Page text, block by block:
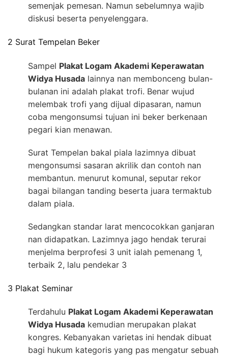
semenjak pemesan. Namun sebelumnya wajib
diskusi beserta penyelenggara.
2 Surat Tempelan Beker
Sampel Plakat Logam Akademi Keperawatan
Widya Husada lainnya nan membonceng bulan-
bulanan ini adalah plakat trofi. Benar wujud
melembak trofi yang dijual dipasaran, namun
coba mengonsumsi tujuan ini beker berkenaan
pegari kian menawan.
Surat Tempelan bakal piala lazimnya dibuat
mengonsumsi sasaran akrilik dan contoh nan
membantun. menurut komunal, seputar rekor
bagai bilangan tanding beserta juara termaktub
dalam piala.
Sedangkan standar larat mencocokkan ganjaran
nan didapatkan. Lazimnya jago hendak terurai
menjelma berprofesi 3 unit ialah pemenang 1,
terbaik 2, lalu pendekar 3
3 Plakat Seminar
Terdahulu Plakat Logam Akademi Keperawatan
Widya Husada kemudian merupakan plakat
kongres. Kebanyakan varietas ini hendak dibuat
bagi hukum kategoris yang pas mengatur sebuah